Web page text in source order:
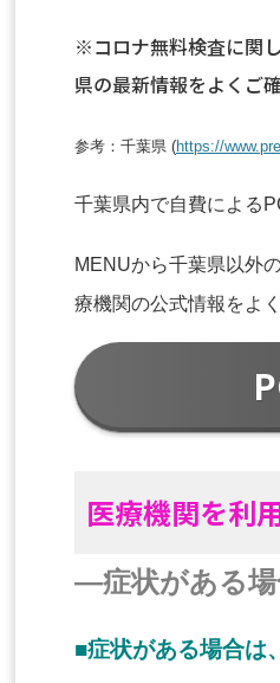
※コロナ無料検査に関
県の最新情報をよくご
参考：千葉県 (https://
千葉県内で自費による
MENUから千葉県以外
療機関の公式情報をよ
医療機関を利
―症状がある場
■症状がある場合は